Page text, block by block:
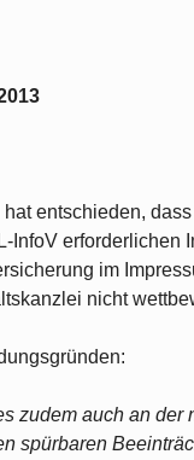
hat entschieden,
InfoV erforderlichen
im
nicht
zudem auch an der
spürbaren